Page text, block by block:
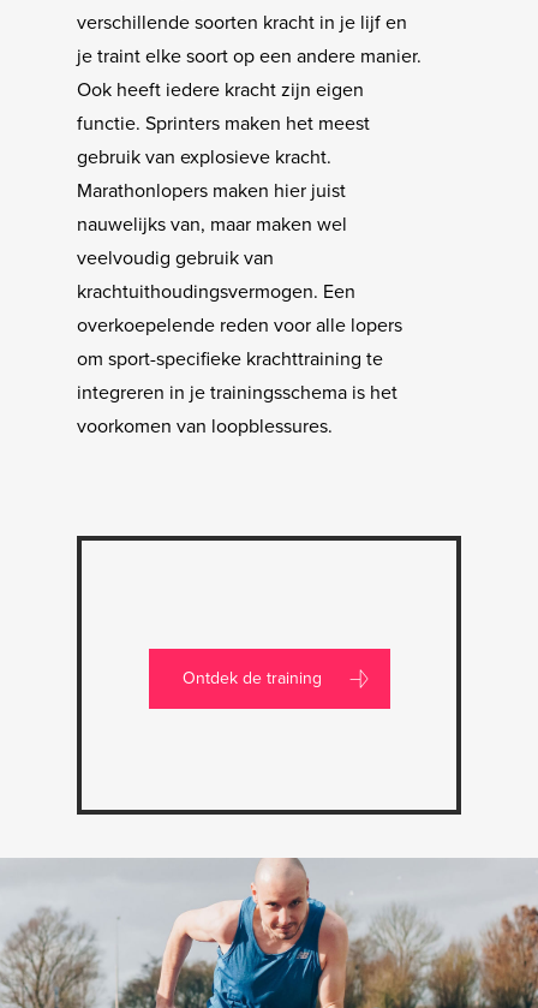
verschillende soorten kracht in je lijf en
je traint elke soort op een andere manier.
Ook heeft iedere kracht zijn eigen
functie. Sprinters maken het meest
gebruik van explosieve kracht.
Marathonlopers maken hier juist
nauwelijks van, maar maken wel
veelvoudig gebruik van
krachtuithoudingsvermogen. Een
overkoepelende reden voor alle lopers
om sport-specifieke krachttraining te
integreren in je trainingsschema is het
voorkomen van loopblessures.
Ontdek de training